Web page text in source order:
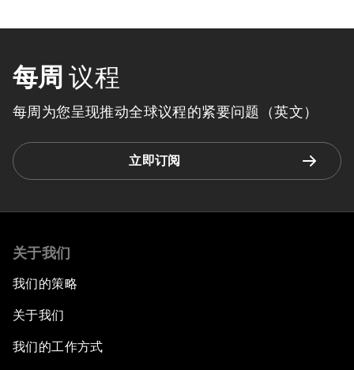
每周 议程
每周为您呈现推动全球议程的紧要问题（英文）
立即订阅
关于我们
我们的策略
关于我们
我们的工作方式